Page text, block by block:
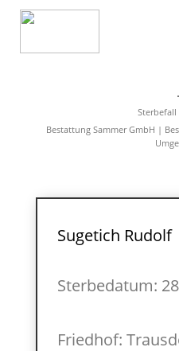
Rat&Hilfe
Sterbefälle
Bestattung Sammer GmbH |
Sugetich Rudolf
Sterbedatum:
Friedhof: